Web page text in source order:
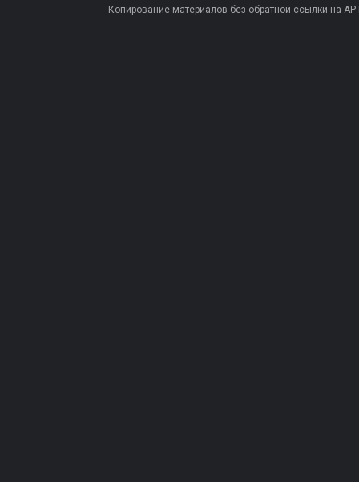
Копирование материалов без обратной ссылки на